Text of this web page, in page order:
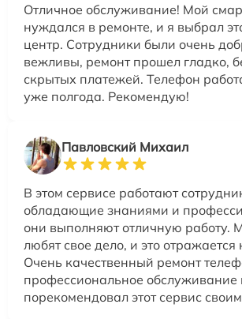
Отличное обслуживание! Мой
нуждался в ремонте, и я выбрал
центр. Сотрудники были очень
вежливы, ремонт прошел гладко,
скрытых платежей. Телефон
уже полгода. Рекомендую!
Павловский Михаил
В этом сервисе работают
обладающие знаниями и
они выполняют отличную работу.
любят свое дело, и это отражается
Очень качественный ремонт
профессиональное обслуживание
порекомендовал этот сервис